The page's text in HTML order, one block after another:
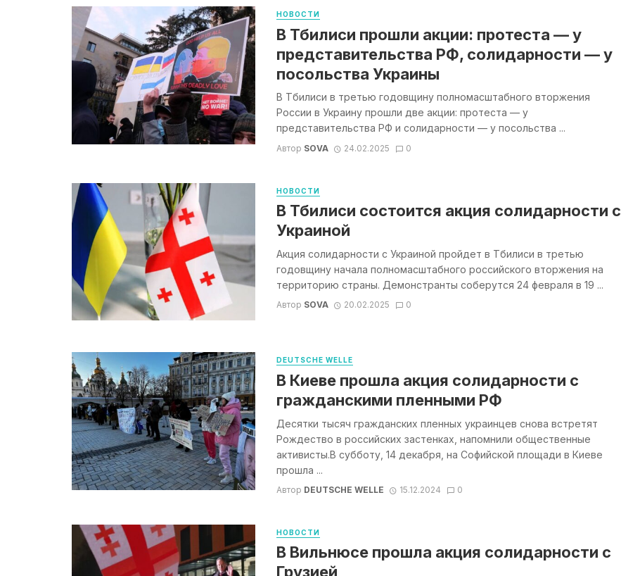
НОВОСТИ
В Тбилиси прошли акции: протеста — у
представительства РФ, солидарности — у
посольства Украины
В Тбилиси в третью годовщину полномасштабного вторжения
России в Украину прошли две акции: протеста — у
представительства РФ и солидарности — у посольства ...
Автор SOVA 24.02.2025 0
НОВОСТИ
В Тбилиси состоится акция солидарности с
Украиной
Акция солидарности с Украиной пройдет в Тбилиси в третью
годовщину начала полномасштабного российского вторжения на
территорию страны. Демонстранты соберутся 24 февраля в 19 ...
Автор SOVA 20.02.2025 0
DEUTSCHE WELLE
В Киеве прошла акция солидарности с
гражданскими пленными РФ
Десятки тысяч гражданских пленных украинцев снова встретят
Рождество в российских застенках, напомнили общественные
активисты.В субботу, 14 декабря, на Софийской площади в Киеве
прошла ...
Автор DEUTSCHE WELLE 15.12.2024 0
НОВОСТИ
В Вильнюсе прошла акция солидарности с
Грузией